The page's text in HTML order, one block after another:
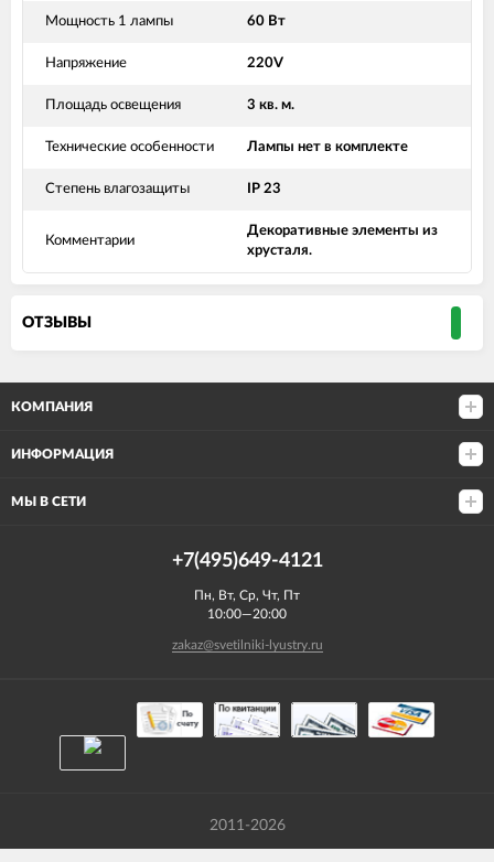
Мощность 1 лампы 60 Вт
Напряжение 220V
Площадь освещения 3 кв. м.
Технические особенности Лампы нет в комплекте
Степень влагозащиты IP 23
Комментарии
Декоративные элементы из
хрусталя.
ОТЗЫВЫ
КОМПАНИЯ
ИНФОРМАЦИЯ
МЫ В СЕТИ
+7(495)649-4121
Пн, Вт, Ср, Чт, Пт
10:00—20:00
zakaz@svetilniki-lyustry.ru
2011-2026